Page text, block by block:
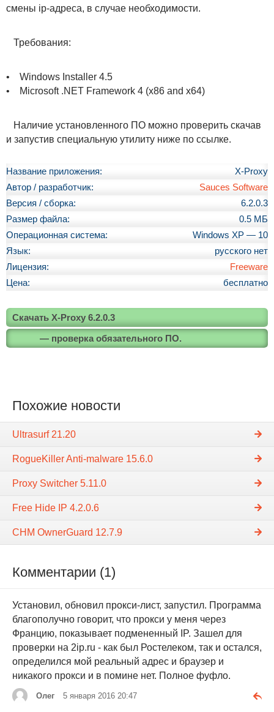
смены ip-адреса, в случае необходимости.
Требования:
• Windows Installer 4.5
• Microsoft .NET Framework 4 (x86 and x64)
Наличие установленного ПО можно проверить скачав
и запустив специальную утилиту ниже по ссылке.
Название приложения:
X-Proxy
Автор / разработчик:
Sauces Software
Версия / сборка:
6.2.0.3
Размер файла:
0.5 МБ
Операционная система:
Windows XP — 10
Язык:
русского нет
Лицензия:
Freeware
Цена:
бесплатно
Скачать X-Proxy 6.2.0.3
— проверка обязательного ПО.
Похожие новости
Ultrasurf 21.20
RogueKiller Anti-malware 15.6.0
Proxy Switcher 5.11.0
Free Hide IP 4.2.0.6
CHM OwnerGuard 12.7.9
Комментарии (1)
Установил, обновил прокси-лист, запустил. Программа
благополучно говорит, что прокси у меня через
Францию, показывает подмененный IP. Зашел для
проверки на 2ip.ru - как был Ростелеком, так и остался,
определился мой реальный адрес и браузер и
никакого прокси и в помине нет. Полное фуфло.
Олег 5 января 2016 20:47